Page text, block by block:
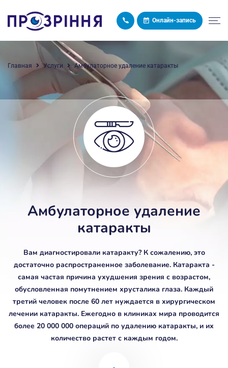
Онлайн-запись
Главная Услуги Амбулаторное удаление катаракты
Амбулаторное удаление
катаракты
Вам диагностировали катаракту? К сожалению, это
достаточно распространенное заболевание. Катаракта -
самая частая причина ухудшения зрения с возрастом,
обусловленная помутнением хрусталика глаза. Каждый
третий человек после 60 лет нуждается в хирургическом
лечении катаракты. Ежегодно в клиниках мира проводится
более 20 000 000 операций по удалению катаракты, и их
количество растет с каждым годом.